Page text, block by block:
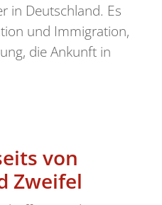
in Deutschland. Es
und Immigration,
die Ankunft in
von
Zweifel